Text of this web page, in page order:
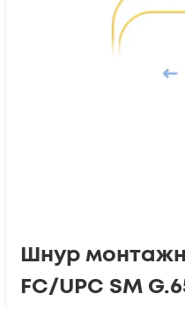
Шнур
FC/UPC SM